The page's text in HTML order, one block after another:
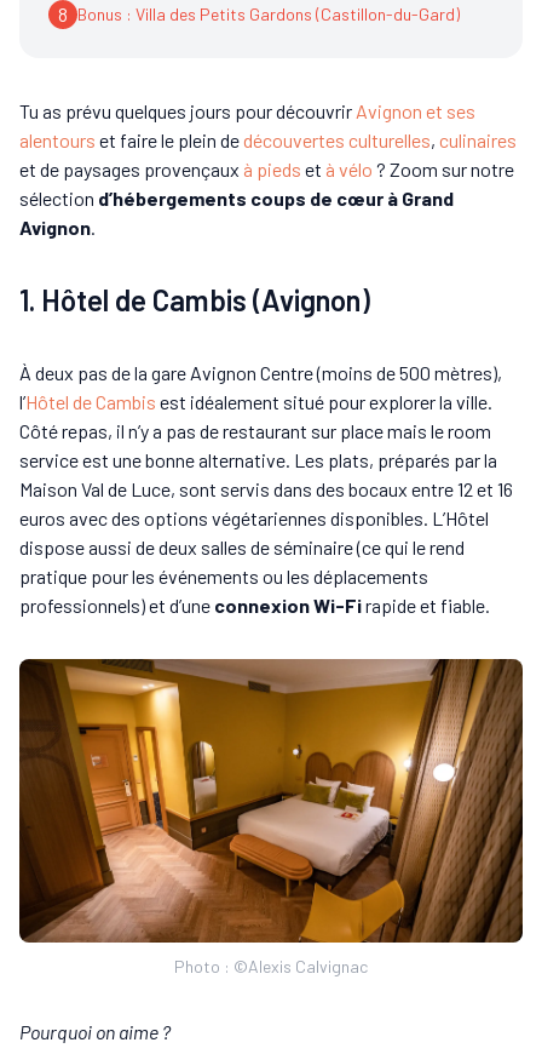
8 Bonus : Villa des Petits Gardons (Castillon-du-Gard)
Tu as prévu quelques jours pour découvrir Avignon et ses
alentours et faire le plein dedécouvertes culturelles, culinaires
et de paysages provençaux à pieds et à vélo ? Zoom sur notre
sélection d’hébergements coups de cœur à Grand
Avignon
1. Hôtel de Cambis (Avignon)
À deux pas de la gare Avignon Centre (moins de 500 mètres),
l’Hôtel de Cambis est idéalement situé pour explorer la ville.
Côté repas, il n’y a pas de restaurant sur place mais le room
service est une bonne alternative. Les plats, préparés par la
Maison Val de Luce, sont servis dans des bocaux entre 12 et 16
euros avec des options végétariennes disponibles. L’Hôtel
dispose aussi de deux salles de séminaire (ce qui le rend
pratique pour les événements ou les déplacements
professionnels) et d’une connexion Wi-Firapide et fiable.
Photo : ©Alexis Calvignac
Pourquoi on aime ?